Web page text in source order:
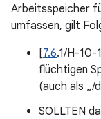
Arbeitsspeicher
umfassen, gilt
[7.6.1/H-10-
flüchtigen
(auch als
SOLLTEN